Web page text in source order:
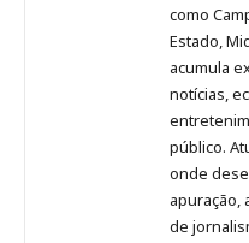
como
Estado,
acumula
notícias,
público.
onde
apuração,
de